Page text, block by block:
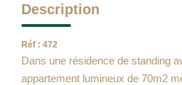
Description
Réf : 472
Dans une résidence de standing
appartement lumineux de 70m2